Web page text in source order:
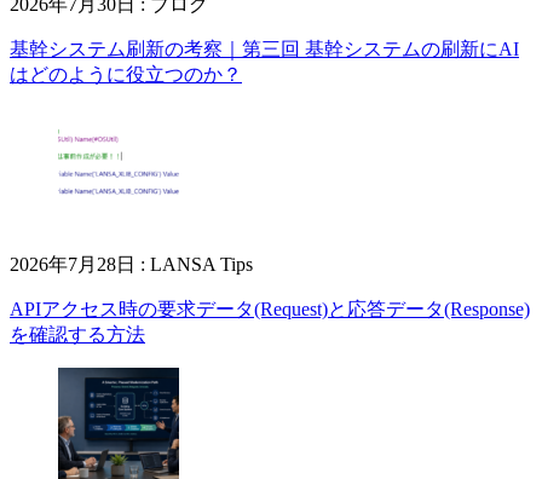
2026年7月30日 : ブログ
基幹システム刷新の考察｜第三回 基幹システムの刷新にAI
はどのように役立つのか？
2026年7月28日 : LANSA Tips
APIアクセス時の要求データ(Request)と応答データ(Response)
を確認する方法